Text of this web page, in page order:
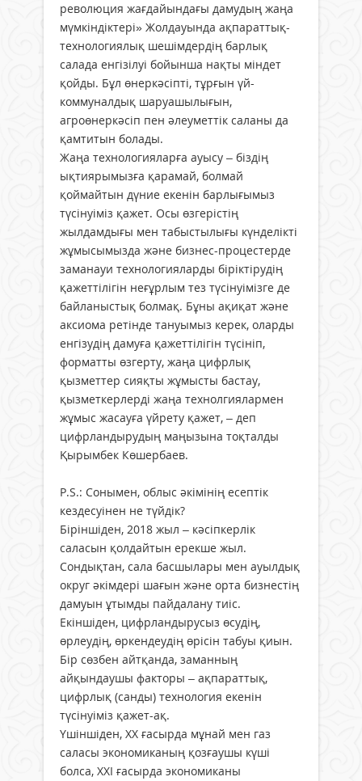
революция жағдайындағы дамудың жаңа
мүмкіндіктері» Жолдауында ақпараттық-
технологиялық шешімдердің барлық
салада енгізілуі бойынша нақты міндет
қойды. Бұл өнеркәсіпті, тұрғын үй-
коммуналдық шаруашылығын,
агроөнеркәсіп пен әлеуметтік саланы да
қамтитын болады.
Жаңа технологияларға ауысу – біздің
ықтиярымызға қарамай, болмай
қоймайтын дүние екенін барлығымыз
түсінуіміз қажет. Осы өзгерістің
жылдамдығы мен табыстылығы күнделікті
жұмысымызда және бизнес-процестерде
заманауи технологияларды біріктірудің
қажеттілігін неғұрлым тез түсінуімізге де
байланыстық болмақ. Бұны ақиқат және
аксиома ретінде тануымыз керек, оларды
енгізудің дамуға қажеттілігін түсініп,
форматты өзгерту, жаңа цифрлық
қызметтер сияқты жұмысты бастау,
қызметкерлерді жаңа технолгиялармен
жұмыс жасауға үйрету қажет, – деп
цифрландырудың маңызына тоқталды
Қырымбек Көшербаев.
P.S.: Сонымен, облыс әкімінің есептік
кездесуінен не түйдік?
Біріншіден, 2018 жыл – кәсіпкерлік
саласын қолдайтын ерекше жыл.
Сондықтан, сала басшылары мен ауылдық
округ әкімдері шағын және орта бизнестің
дамуын ұтымды пайдалану тиіс.
Екіншіден, цифрландырусыз өсудің,
өрлеудің, өркендеудің өрісін табуы қиын.
Бір сөзбен айтқанда, заманның
айқындаушы факторы – ақпараттық,
цифрлық (санды) технология екенін
түсінуіміз қажет-ақ.
Үшіншіден, ХХ ғасырда мұнай мен газ
саласы экономиканың қозғаушы күші
болса, ХХІ ғасырда экономиканы